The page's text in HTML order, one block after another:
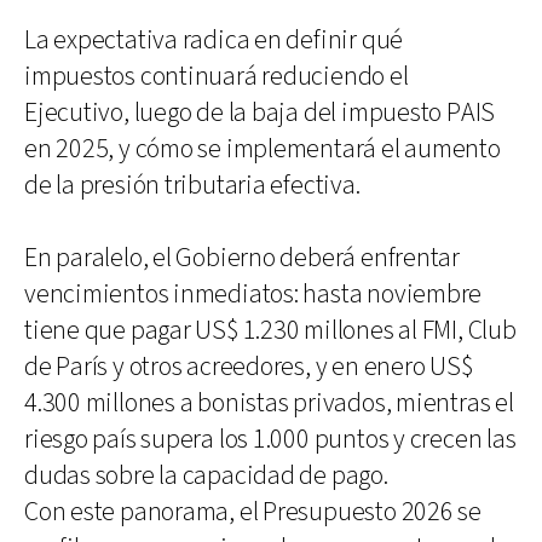
La expectativa radica en definir qué
impuestos continuará reduciendo el
Ejecutivo, luego de la baja del impuesto PAIS
en 2025, y cómo se implementará el aumento
de la presión tributaria efectiva.
En paralelo, el Gobierno deberá enfrentar
vencimientos inmediatos: hasta noviembre
tiene que pagar US$ 1.230 millones al FMI, Club
de París y otros acreedores, y en enero US$
4.300 millones a bonistas privados, mientras el
riesgo país supera los 1.000 puntos y crecen las
dudas sobre la capacidad de pago.
Con este panorama, el Presupuesto 2026 se